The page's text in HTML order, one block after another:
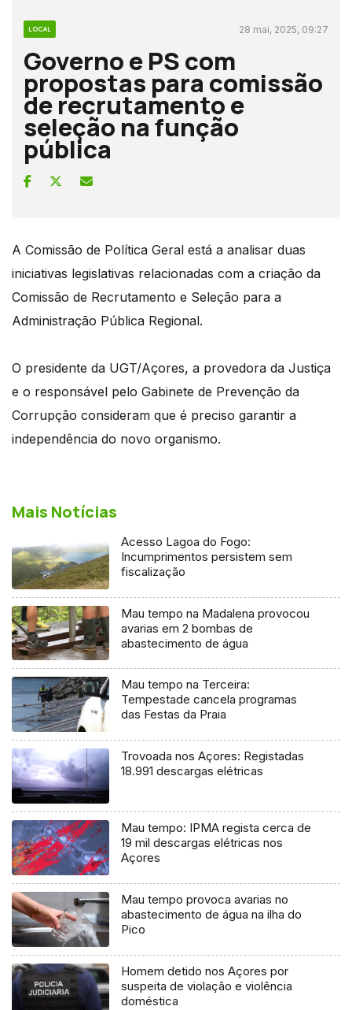
LOCAL 28 mai, 2025, 09:27
Governo e PS com
propostas para comissão
de recrutamento e
seleção na função
pública
A Comissão de Política Geral está a analisar duas
iniciativas legislativas relacionadas com a criação da
Comissão de Recrutamento e Seleção para a
Administração Pública Regional.
O presidente da UGT/Açores, a provedora da Justiça
e o responsável pelo Gabinete de Prevenção da
Corrupção consideram que é preciso garantir a
independência do novo organismo.
Mais Notícias
Acesso Lagoa do Fogo:
Incumprimentos persistem sem
fiscalização
Mau tempo na Madalena provocou
avarias em 2 bombas de
abastecimento de água
Mau tempo na Terceira:
Tempestade cancela programas
das Festas da Praia
Trovoada nos Açores: Registadas
18.991 descargas elétricas
Mau tempo: IPMA regista cerca de
19 mil descargas elétricas nos
Açores
Mau tempo provoca avarias no
abastecimento de água na ilha do
Pico
Homem detido nos Açores por
suspeita de violação e violência
doméstica